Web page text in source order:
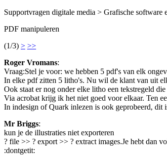
Supportvragen digitale media > Grafische software
PDF manipuleren
(1/3) > >>
Roger Vromans:
Vraag:Stel je voor: we hebben 5 pdf's van elk
In elke pdf zitten 5 litho's. Nu wil de klant van uit
Ook staat er nog onder elke litho een tekstregeld
Via acrobat krijg ik het niet goed voor elkaar. Ten
In indesign of Quark inlezen is ook geprobeerd, dit
Mr Briggs:
kun je de illustraties niet exporteren
? file >> ? export >> ? extract images.Je hebt dan
:dontgetit: